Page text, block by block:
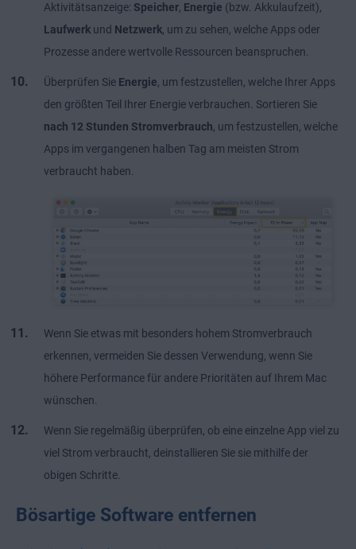
Aktivitätsanzeige: Speicher Energie (bzw. Akkulaufzeit),
Laufwerk und Netzwerk , um zu sehen, welche Apps oder
Prozesse andere wertvolle Ressourcen beanspruchen.
Überprüfen Sie Energie , um festzustellen, welche Ihrer Apps
den größten Teil Ihrer Energie verbrauchen. Sortieren Sie
nach 12 Stunden Stromverbrauch , um festzustellen, welche
Apps im vergangenen halben Tag am meisten Strom
verbraucht haben.
Wenn Sie etwas mit besonders hohem Stromverbrauch
erkennen, vermeiden Sie dessen Verwendung, wenn Sie
höhere Performance für andere Prioritäten auf Ihrem Mac
wünschen.
Wenn Sie regelmäßig überprüfen, ob eine einzelne App viel zu
viel Strom verbraucht, deinstallieren Sie sie mithilfe der
obigen Schritte.
Bösartige Software entfernen